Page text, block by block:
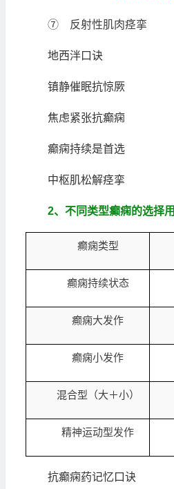
⑦ 反射性肌肉痉挛
地西泮口诀
镇静催眠抗惊厥
焦虑紧张抗癫痫
癫痫持续是首选
中枢肌松解痉挛
2、不同类型癫痫的选择
癫痫类型
癫痫持续状态
癫痫大发作
癫痫小发作
混合型（大＋小）
精神运动型发作
抗癫痫药记忆口诀